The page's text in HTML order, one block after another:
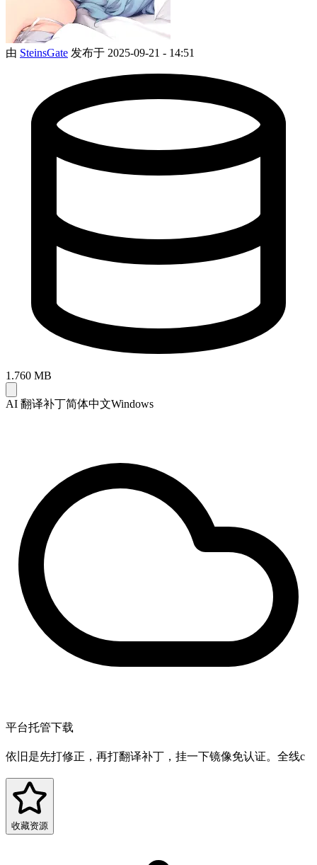
由 SteinsGate 发布于 2025-09-21 - 14:51
1.760 MB
AI 翻译补丁简体中文Windows
平台托管下载
依旧是先打修正，再打翻译补丁，挂一下镜像免认证。全线c
收藏资源